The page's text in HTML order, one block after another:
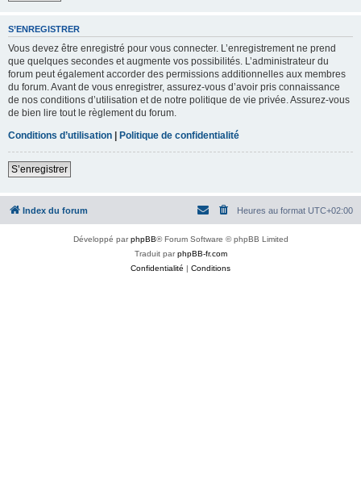
S’ENREGISTRER
Vous devez être enregistré pour vous connecter. L’enregistrement ne prend
que quelques secondes et augmente vos possibilités. L’administrateur du
forum peut également accorder des permissions additionnelles aux membres
du forum. Avant de vous enregistrer, assurez-vous d’avoir pris connaissance
de nos conditions d’utilisation et de notre politique de vie privée. Assurez-vous
de bien lire tout le règlement du forum.
Conditions d’utilisation | Politique de confidentialité
S’enregistrer
Index du forum Heures au format UTC+02:00
Développé parphpBB® Forum Software © phpBB Limited
Traduit parphpBB-fr.com
Confidentialité | Conditions